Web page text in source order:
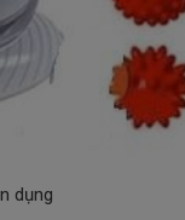
dụng